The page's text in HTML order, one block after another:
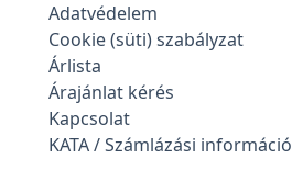
Adatvédelem
Cookie (süti) szabályzat
Árlista
Árajánlat kérés
Kapcsolat
KATA / Számlázási információ